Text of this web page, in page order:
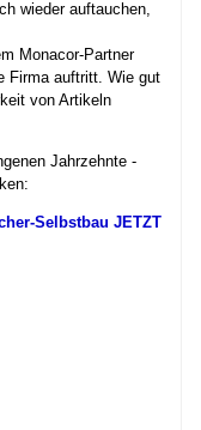
wieder auftauchen,
Monacor-Partner
Firma auftritt. Wie gut
von Artikeln
Jahrzehnte -
Selbstbau JETZT